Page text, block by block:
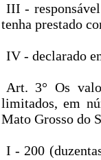
III -
tenha prestado
IV - declarado
Art. 3° Os
limitados, em
Mato Grosso do
I - 200